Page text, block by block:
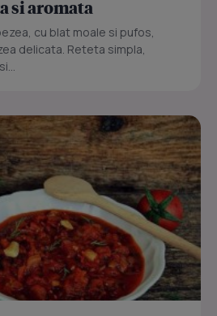
si aromata
cu blat moale si pufos,
delicata. Reteta simpla,